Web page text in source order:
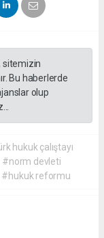
sitemizin
Bu haberlerde
olup
hukuk çalıştayı
#norm devleti
#hukuk reformu